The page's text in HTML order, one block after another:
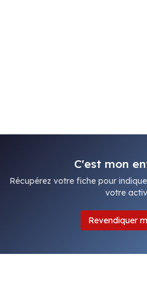
C'est mon
Récupérez votre fiche pour
votre
Revendiquer